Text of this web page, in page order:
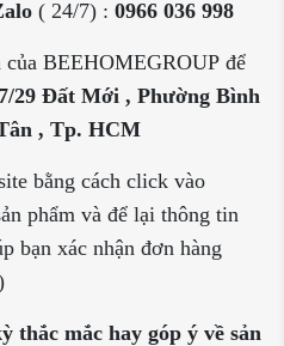
( 24/7) : 0966 036 998
BEEHOMEGROUP để
29 Đất Mới , Phường Bình
, Tp. HCM
bằng cách click vào
phẩm và để lại thông tin
bạn xác nhận đơn hàng
thắc mắc hay góp ý về sản